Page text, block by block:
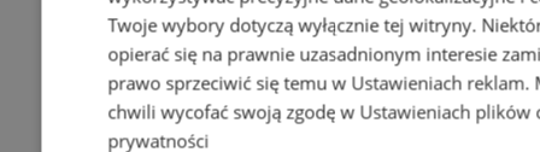
Twoje wybory dotyczą wyłącznie tej witryny.
opierać się na prawnie uzasadnionym interesie
prawo sprzeciwić się temu w Ustawieniach reklam.
chwili wycofać swoją zgodę w Ustawieniach plików
prywatności